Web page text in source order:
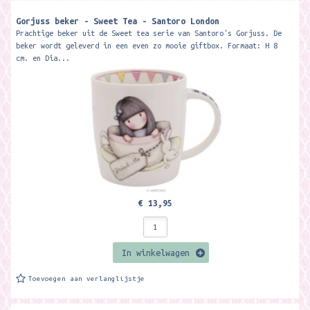
Gorjuss beker - Sweet Tea - Santoro London
Prachtige beker uit de Sweet tea serie van Santoro's Gorjuss. De
beker wordt geleverd in een even zo mooie giftbox. Formaat: H 8
cm. en Dia...
€ 13,95
In winkelwagen
Toevoegen aan verlanglijstje